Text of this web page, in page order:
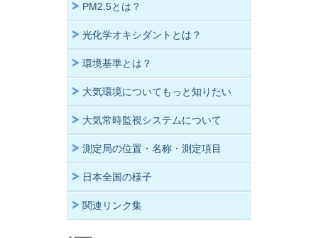
PM2.5とは？
光化学オキシダントとは？
環境基準とは？
大気環境についてもっと知りたい
大気常時監視システムについて
測定局の位置・名称・測定項目
日本全国の様子
関連リンク集